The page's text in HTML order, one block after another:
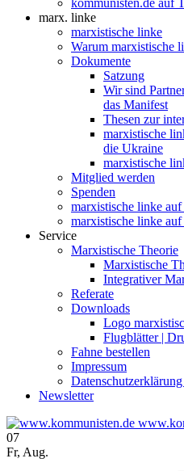
marx. linke
marxistische linke
Warum marxistische
Dokumente
Satzung
Wir sind
das Manifest
Thesen zur
marxistische
die Ukraine
marxistische
Mitglied werden
Spenden
marxistische linke
marxistische linke
Service
Marxistische Theorie
Marxistische
Integrativer
Referate
Downloads
Logo
Flugblätter |
Fahne bestellen
Impressum
Newsletter
07
Fr, Aug.